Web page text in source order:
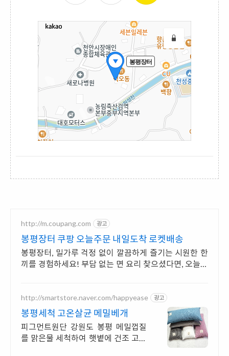
http://m.coupang.com 광고
봉평장터 쿠팡 오늘주문 내일도착 로켓배송
봉평장터, 밀가루 걱정 없이 깔끔하게 즐기는 시원한 한
끼를 경험하세요! 부담 없는 면 요리 찾으셨다면, 오늘주
http://smartstore.naver.com/happyease 광고
봉평세척 고온살균 메밀베개
피그먼트원단 강원도 봉평 메밀껍질
를 맑은물 세척하여 햇볕에 건조 고온